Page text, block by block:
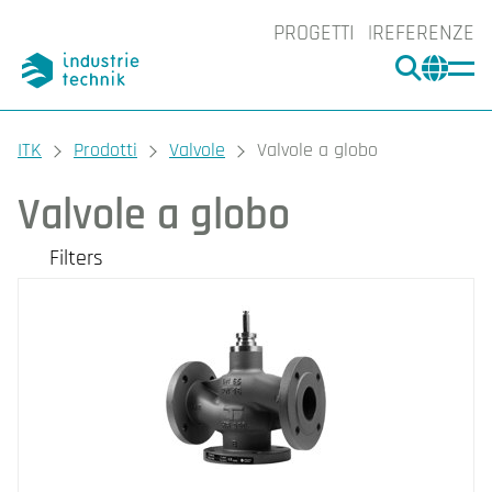
PROGETTI REFERENZE
CERCA
You are here:
ITK Prodotti Valvole Valvole a globo
Valvole a globo
Filters
Filettatura interna